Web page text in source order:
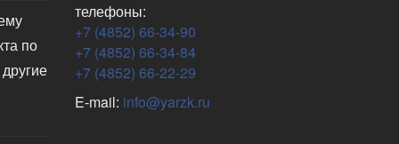
по
телефоны:
+7 (4852) 66-34-90
+7 (4852) 66-34-84
+7 (4852) 66-22-29
E-mail: info@yarzk.ru